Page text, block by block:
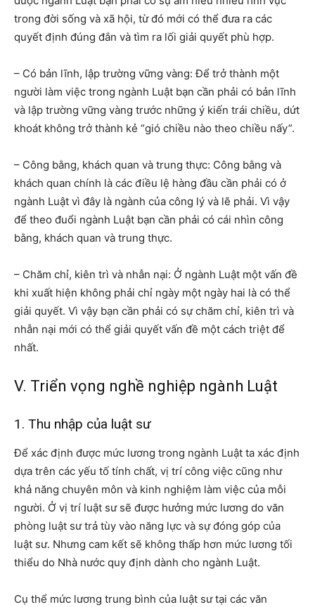
trong đời sống và xã hội, từ đó mới có thể đưa ra các
quyết định đúng đắn và tìm ra lối giải quyết phù hợp.
– Có bản lĩnh, lập trường vững vàng: Để trở thành một
người làm việc trong ngành Luật bạn cần phải có bản lĩnh
và lập trường vững vàng trước những ý kiến trái chiều, dứt
khoát không trở thành kẻ “gió chiều nào theo chiều nấy”.
– Công bằng, khách quan và trung thực: Công bằng và
khách quan chính là các điều lệ hàng đầu cần phải có ở
ngành Luật vì đây là ngành của công lý và lẽ phải. Vì vậy
để theo đuổi ngành Luật bạn cần phải có cái nhìn công
bằng, khách quan và trung thực.
– Chăm chỉ, kiên trì và nhẫn nại: Ở ngành Luật một vấn đề
khi xuất hiện không phải chỉ ngày một ngày hai là có thể
giải quyết. Vì vậy bạn cần phải có sự chăm chỉ, kiên trì và
nhẫn nại mới có thể giải quyết vấn đề một cách triệt để
nhất.
V. Triển vọng nghề nghiệp ngành Luật
1. Thu nhập của luật sư
Để xác định được mức lương trong ngành Luật ta xác định
dựa trên các yếu tố tính chất, vị trí công việc cũng như
khả năng chuyên môn và kinh nghiệm làm việc của mỗi
người. Ở vị trí luật sư sẽ được hưởng mức lương do văn
phòng luật sư trả tùy vào năng lực và sự đóng góp của
luật sư. Nhưng cam kết sẽ không thấp hơn mức lương tối
thiểu do Nhà nước quy định dành cho ngành Luật.
Cụ thể mức lương trung bình của luật sư tại các văn